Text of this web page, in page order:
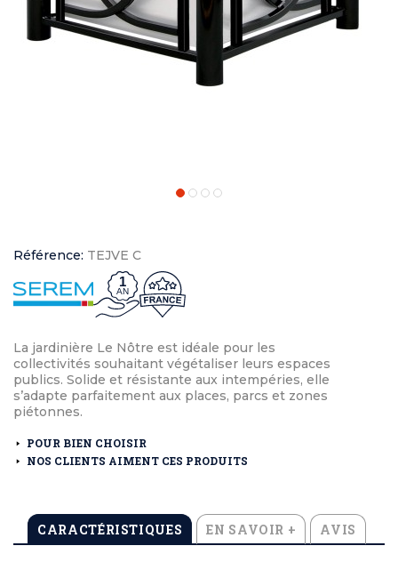
Référence: TEJVE C
1
AN
La jardinière Le Nôtre est idéale pour les
collectivités souhaitant végétaliser leurs espaces
publics. Solide et résistante aux intempéries, elle
s’adapte parfaitement aux places, parcs et zones
piétonnes.
POUR BIEN CHOISIR
NOS CLIENTS AIMENT CES PRODUITS
CARACTÉRISTIQUES EN SAVOIR + AVIS